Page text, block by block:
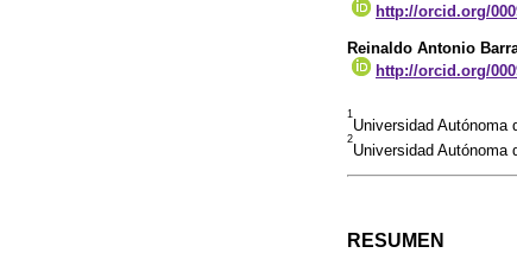
http://orcid.org/
Reinaldo Antonio
http://orcid.org/
1
Universidad Autónoma
2
Universidad Autónoma
RESUMEN